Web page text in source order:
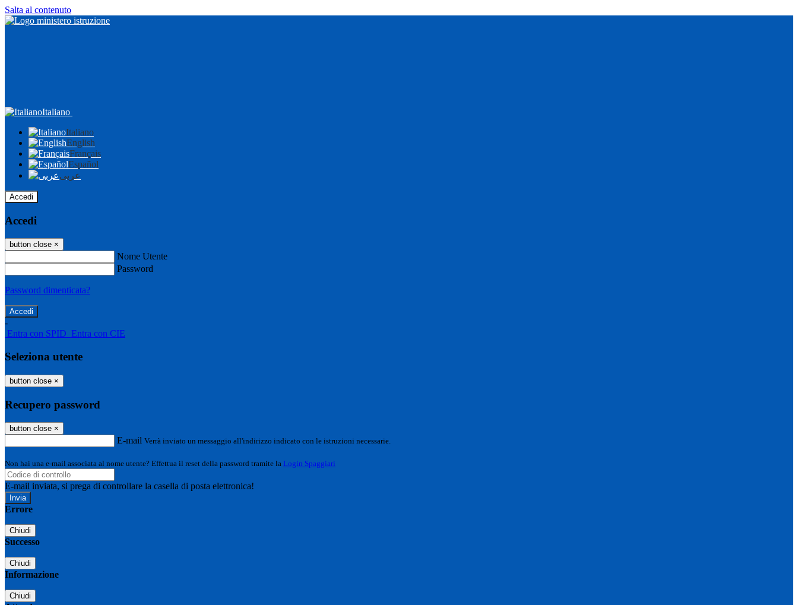
Salta al contenuto
Italiano
Italiano
English
Français
Español
عربى
Accedi
Accedi
button close ×
Nome Utente
Password
Password dimenticata?
-
Entra con SPID Entra con CIE
Seleziona utente
button close ×
Recupero password
button close ×
E-mail Verrà inviato un messaggio all'indirizzo indicato con le istruzioni necessarie.
Non hai una e-mail associata al nome utente? Effettua il reset della password tramite la Login Spaggiari
E-mail inviata, si prega di controllare la casella di posta elettronica!
Errore
Chiudi
Successo
Chiudi
Informazione
Chiudi